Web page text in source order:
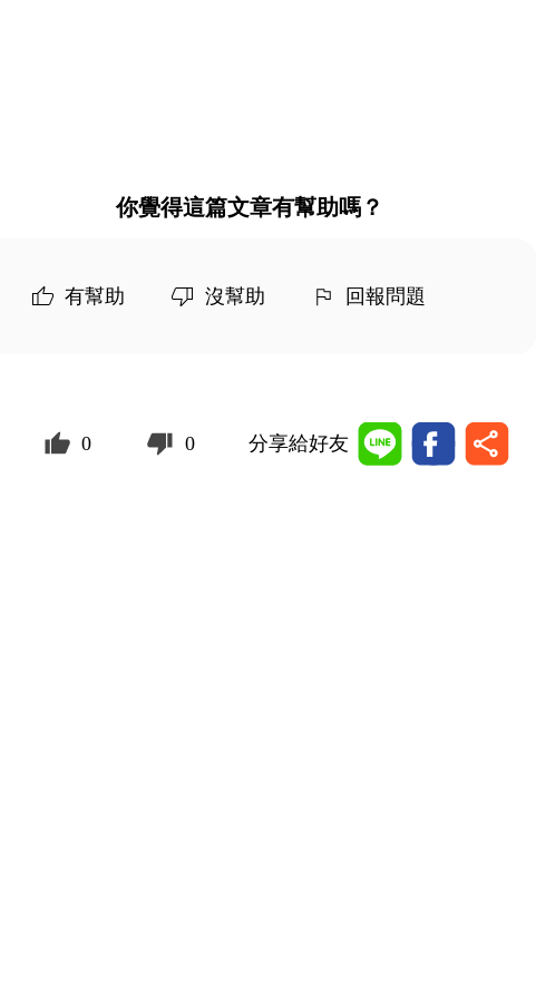
你覺得這篇文章有幫助嗎？
有幫助 沒幫助 回報問題
0 0 分享給好友